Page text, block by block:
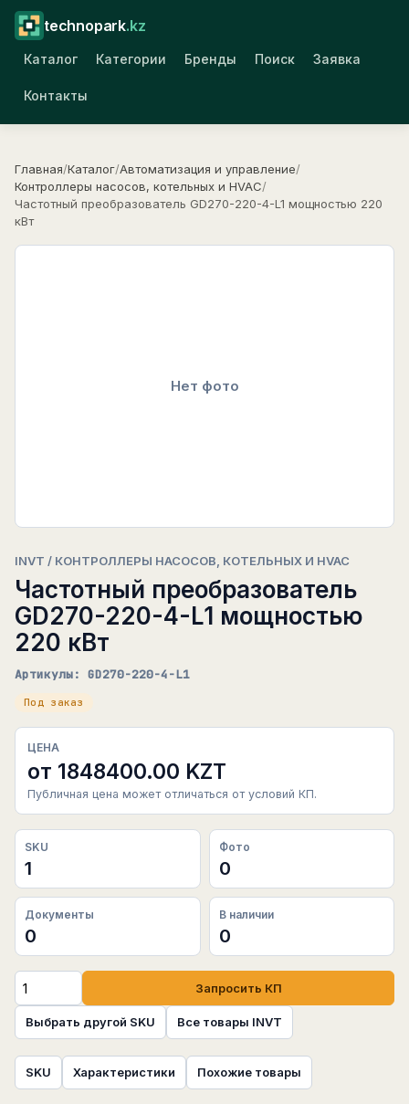
technopark.kz
Каталог Категории Бренды Поиск Заявка
Контакты
Главная/Каталог/Автоматизация и управление/
Контроллеры насосов, котельных и HVAC/
Частотный преобразователь GD270-220-4-L1 мощностью 220
кВт
Нет фото
INVT / КОНТРОЛЛЕРЫ НАСОСОВ, КОТЕЛЬНЫХ И HVAC
Частотный преобразователь
GD270-220-4-L1 мощностью
220 кВт
Артикулы: GD270-220-4-L1
Под заказ
ЦЕНА
от 1848400.00 KZT
Публичная цена может отличаться от условий КП.
SKU
1
Фото
0
Документы
0
В наличии
0
Запросить КП
Выбрать другой SKU Все товары INVT
SKU Характеристики Похожие товары